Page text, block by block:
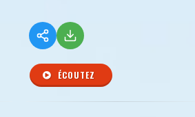
ÉCOUTEZ